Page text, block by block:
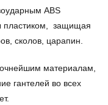
ABS
пластиком, защищая
сколов, царапин.
материалам,
гантелей во всех